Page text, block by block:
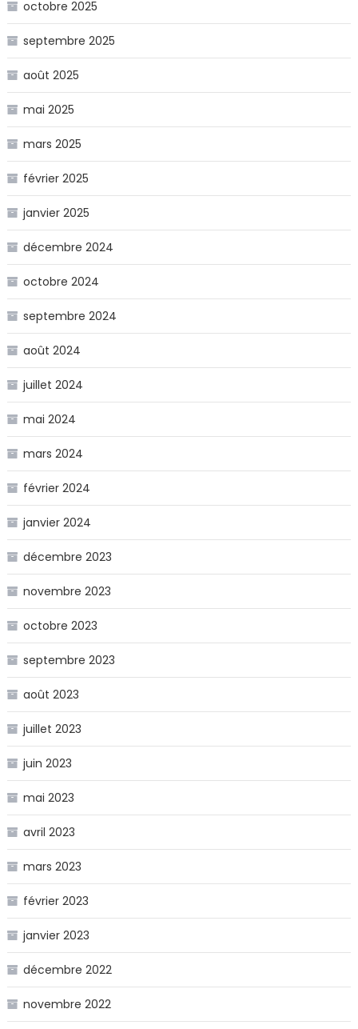
octobre 2025
septembre 2025
août 2025
mai 2025
mars 2025
février 2025
janvier 2025
décembre 2024
octobre 2024
septembre 2024
août 2024
juillet 2024
mai 2024
mars 2024
février 2024
janvier 2024
décembre 2023
novembre 2023
octobre 2023
septembre 2023
août 2023
juillet 2023
juin 2023
mai 2023
avril 2023
mars 2023
février 2023
janvier 2023
décembre 2022
novembre 2022